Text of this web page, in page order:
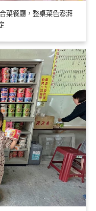
菜餐廳，整桌菜色澎湃